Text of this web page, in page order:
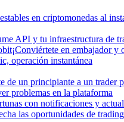
en criptomonedas al
API y tu infraestructura de
¡Conviértete en embajador
operación instantánea
de un principiante a un trader
problemas en la plataforma
con notificaciones y
las oportunidades de trading